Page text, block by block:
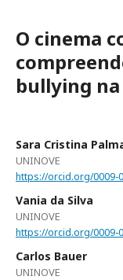
O cinema
bullying na
Sara Cristina
UNINOVE
https://orcid.org/0009-
Vania da Silva
UNINOVE
https://orcid.org/0009-
Carlos Bauer
UNINOVE